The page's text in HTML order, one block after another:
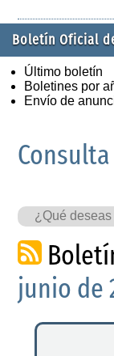
Boletín Oficial
Último boletín
Boletines por
Envío de
Consulta
junio de